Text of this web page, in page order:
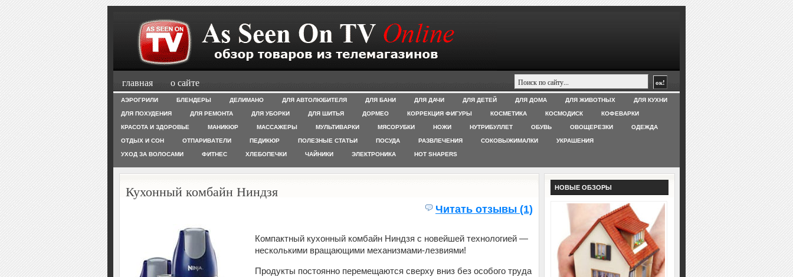
главная о сайте
АЭРОГРИЛИ БЛЕНДЕРЫ ДЕЛИМАНО ДЛЯ АВТОЛЮБИТЕЛЯ ДЛЯ БАНИ ДЛЯ ДАЧИ ДЛЯ ДЕТЕЙ ДЛЯ ДОМА ДЛЯ ЖИВОТНЫХ ДЛЯ КУХНИ
ДЛЯ ПОХУДЕНИЯ ДЛЯ РЕМОНТА ДЛЯ УБОРКИ ДЛЯ ШИТЬЯ ДОРМЕО КОРРЕКЦИЯ ФИГУРЫ КОСМЕТИКА КОСМОДИСК КОФЕВАРКИ
КРАСОТА И ЗДОРОВЬЕ МАНИКЮР МАССАЖЕРЫ МУЛЬТИВАРКИ МЯСОРУБКИ НОЖИ НУТРИБУЛЛЕТ ОБУВЬ ОВОЩЕРЕЗКИ ОДЕЖДА
ОТДЫХ И СОН ОТПАРИВАТЕЛИ ПЕДИКЮР ПОЛЕЗНЫЕ СТАТЬИ ПОСУДА РАЗВЛЕЧЕНИЯ СОКОВЫЖИМАЛКИ УКРАШЕНИЯ
УХОД ЗА ВОЛОСАМИ ФИТНЕС ХЛЕБОПЕЧКИ ЧАЙНИКИ ЭЛЕКТРОНИКА HOT SHAPERS
Кухонный комбайн Ниндзя
Читать отзывы (1)
Компактный кухонный комбайн Ниндзя с новейшей технологией —
несколькими вращающими механизмами-лезвиями!
Продукты постоянно перемещаются сверху вниз без особого труда
НОВЫЕ ОБЗОРЫ